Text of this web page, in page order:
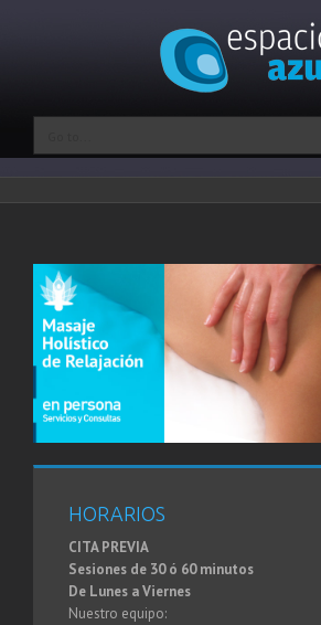
HORARIOS
CITA PREVIA
Sesiones de 30 ó 60 minutos
De Lunes a Viernes
Nuestro equipo: